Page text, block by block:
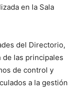
en la Sala
del Directorio,
de las principales
de control y
a la gestión